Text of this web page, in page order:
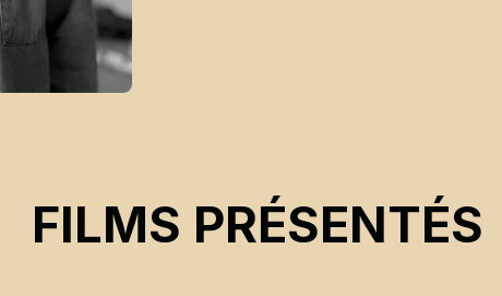
FILMS PRÉSENTÉS